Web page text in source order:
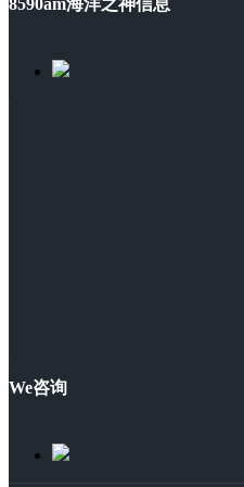
8590am海洋之神信息
We咨询